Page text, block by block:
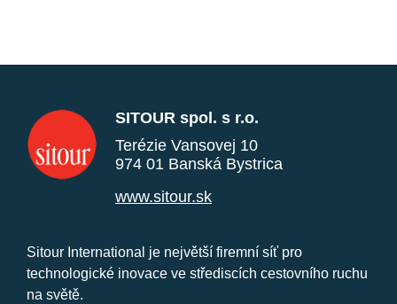
SITOUR spol. s r.o.
Terézie Vansovej 10
974 01 Banská Bystrica
www.sitour.sk
Sitour International je největší firemní síť pro
technologické inovace ve střediscích cestovního ruchu
na světě.